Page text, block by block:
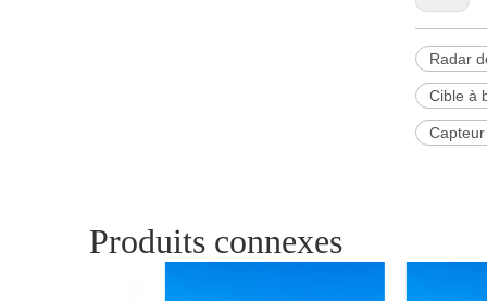
Radar
Cible à
Produits connexes